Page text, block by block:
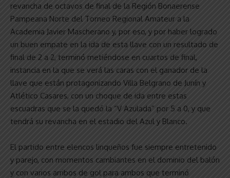
revancha de octavos de final de la Región Bonaerense
Pampeana Norte del Torneo Regional Amateur a la
Academia Javier Mascherano y, por eso, y por haber logrado
un buen empate en la ida de esta llave con un resultado de
final de 2 a 2, terminó metiéndose en cuartos de final,
instancia en la que se verá las caras con el ganador de la
llave que están protagonizando Villa Belgrano de Junín y
Atlético Casares, con un choque de ida entre estas
escuadras que se la quedó la “V Azulada” por 5 a 0, y que
tendrá su revancha en el estadio del Azul y Blanco.
El partido entre elencos linqueños fue siempre entretenido
y parejo, con momentos cambiantes en el dominio del balón
y con varios arribos de gol para ambos que terminó